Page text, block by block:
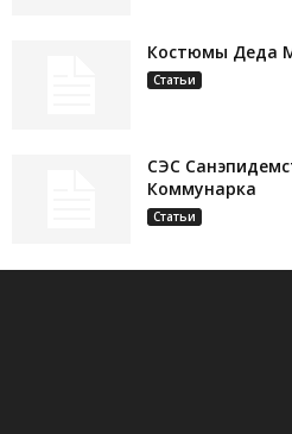
Костюмы Деда
Статьи
СЭС
Коммунарка
Статьи